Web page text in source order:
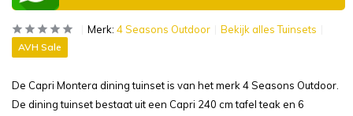
Merk: 4 Seasons Outdoor Bekijk alles Tuinsets
AVH Sale
De Capri Montera dining tuinset is van het merk 4 Seasons Outdoor.
De dining tuinset bestaat uit een Capri 240 cm tafel teak en 6